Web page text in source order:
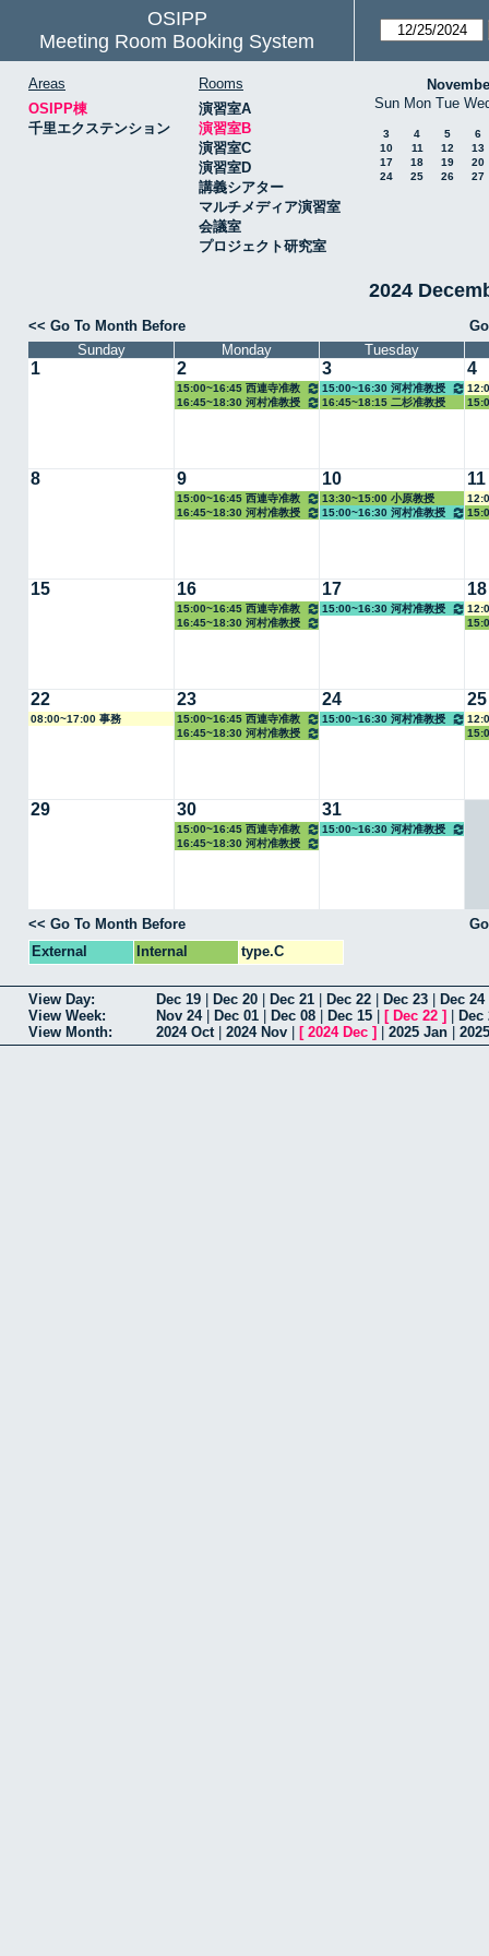
OSIPP
Meeting Room Booking System
Areas
OSIPP棟
千里エクステンション
Rooms
演習室A
演習室B
演習室C
演習室D
講義シアター
マルチメディア演習室
会議室
プロジェクト研究室
Sun Mon Tue
3 4 5
6
10
11 12
13
17
18 19
20
24
25 26 27
2024
<< Go To Month Before
Sunday
Monday Tuesday
1 2
15:00~16:45 西連寺准教
授
16:45~18:30 河村准教授
3
15:00~16:30 河村准教授
16:45~18:15 二杉准教授
4
8 9
15:00~16:45 西連寺准教
授
16:45~18:30 河村准教授
10
13:30~15:00 小原教授
15:00~16:30 河村准教授
11
15 16
15:00~16:45 西連寺准教
授
16:45~18:30 河村准教授
17
15:00~16:30 河村准教授
18
22
08:00~17:00 事務
23
15:00~16:45 西連寺准教
授
16:45~18:30 河村准教授
24
15:00~16:30 河村准教授
25
29 30
15:00~16:45 西連寺准教
授
16:45~18:30 河村准教授
31
15:00~16:30 河村准教授
<< Go To Month Before
External
Internal type.C
View Day: Dec 19 Dec 20 Dec 21 Dec 22 Dec 23 Dec 24
View Week:
Nov 24| Dec 01 Dec 08 Dec 15 [ Dec 22 ]
Dec
View Month:
2024 Oct 2024 Nov [ 2024 Dec ] 2025 Jan